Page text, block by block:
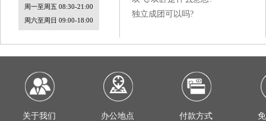
周一至周五 08:30-21:00
周六至周日 09:00-18:00
独立成团可以吗?
关于我们 办公地点 付款方式